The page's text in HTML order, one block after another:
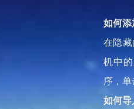
如何添
在隐
机中
序，
如何导